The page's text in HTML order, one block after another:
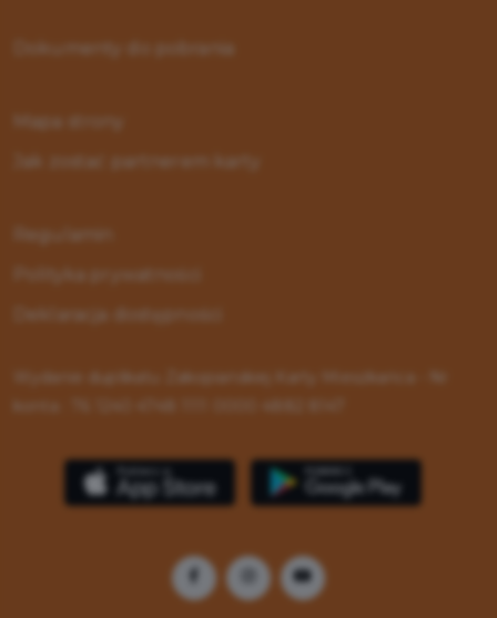
Dokumenty do pobrania
Mapa strony
Jak zostać partnerem karty
Regulamin
Polityka prywatności
Deklaracja dostępności
Wydanie duplikatu Zakopiańskiej Karty Mieszkańca - Nr